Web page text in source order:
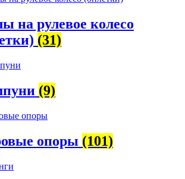
на рулевое колесо
(31)
(9)
опоры (101)